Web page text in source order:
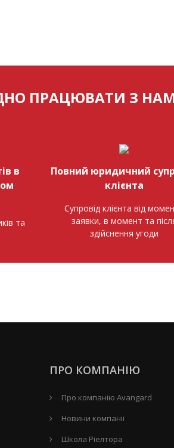
ПРАЦЮВАТИ З
в
та
Повний юридичний
клієнта
Супровід клієнта від
заявки, в момент та
здійснення угоди
ПРО КОМПАНІЮ
Про компанію Avangard
Новини компанії
Школа Ріелтора